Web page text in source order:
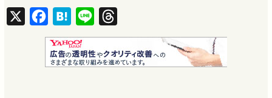
a
c
e
H
a
t
e
i
n
e
h
r
e